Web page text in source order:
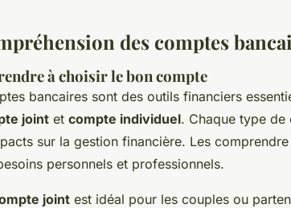
des comptes
à choisir le bon compte
bancaires sont des outils financiers
joint et compte individuel. Chaque type
sur la gestion financière. Les
personnels et professionnels.
joint est idéal pour les couples ou